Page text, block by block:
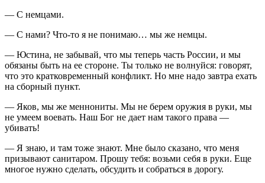
— С немцами.
— С нами? Что-то я не понимаю… мы же немцы.
— Юстина, не забывай, что мы теперь часть России, и мы
обязаны быть на ее стороне. Ты только не волнуйся: говорят,
что это кратковременный конфликт. Но мне надо завтра ехать
на сборный пункт.
— Яков, мы же меннониты. Мы не берем оружия в руки, мы
не умеем воевать. Наш Бог не дает нам такого права —
убивать!
— Я знаю, и там тоже знают. Мне было сказано, что меня
призывают санитаром. Прошу тебя: возьми себя в руки. Еще
многое нужно сделать, обсудить и собраться в дорогу.